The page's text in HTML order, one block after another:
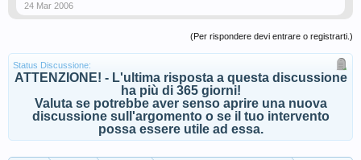
24 Mar 2006
(Per rispondere devi entrare o registrarti.)
Status Discussione:
ATTENZIONE! - L'ultima risposta a questa discussione
ha più di 365 giorni!
Valuta se potrebbe aver senso aprire una nuova
discussione sull'argomento o se il tuo intervento
possa essere utile ad essa.